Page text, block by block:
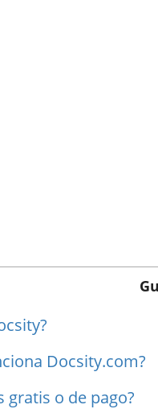
Docsity.com?
gratis o de pago?